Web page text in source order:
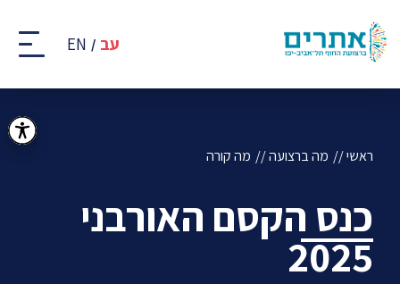
קבוצת
אתרים
-
אביב
עב EN
ראשי מה ברצועה מה קורה
כנס הקסם האורבני
2025